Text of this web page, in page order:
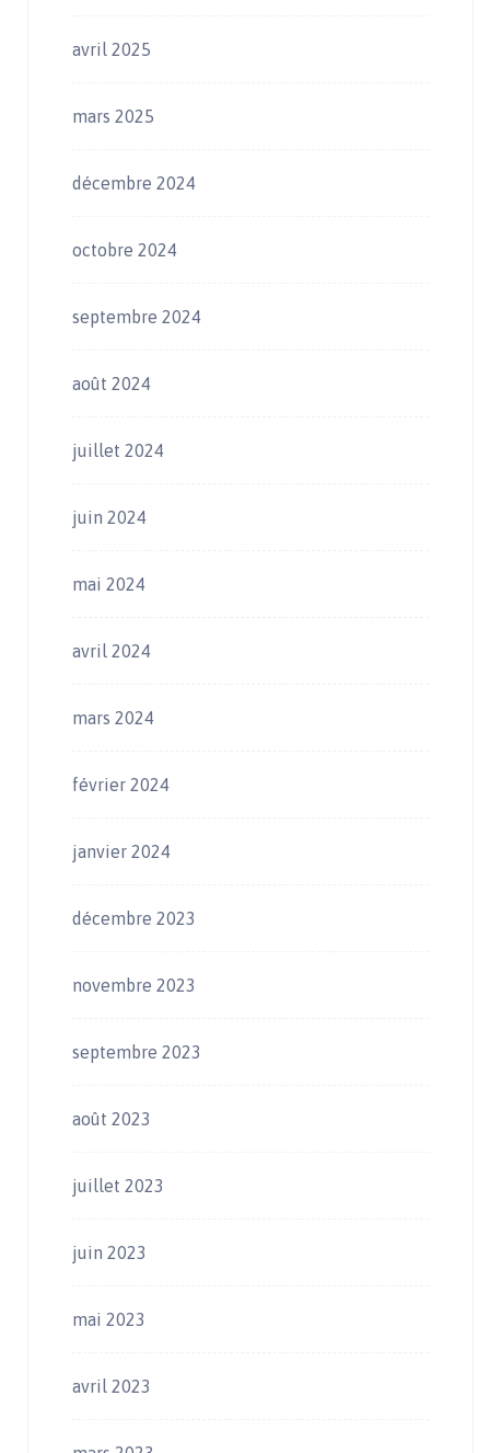
avril 2025
mars 2025
décembre 2024
octobre 2024
septembre 2024
août 2024
juillet 2024
juin 2024
mai 2024
avril 2024
mars 2024
février 2024
janvier 2024
décembre 2023
novembre 2023
septembre 2023
août 2023
juillet 2023
juin 2023
mai 2023
avril 2023